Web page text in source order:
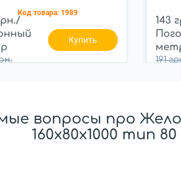
Код товара: 1989
Купить
143
191
вопросы про
160х80х1000 тип 80